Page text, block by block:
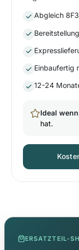
Abgleich
Einbaufertig
12-24
Ideal
hat.
ERSATZTEIL-